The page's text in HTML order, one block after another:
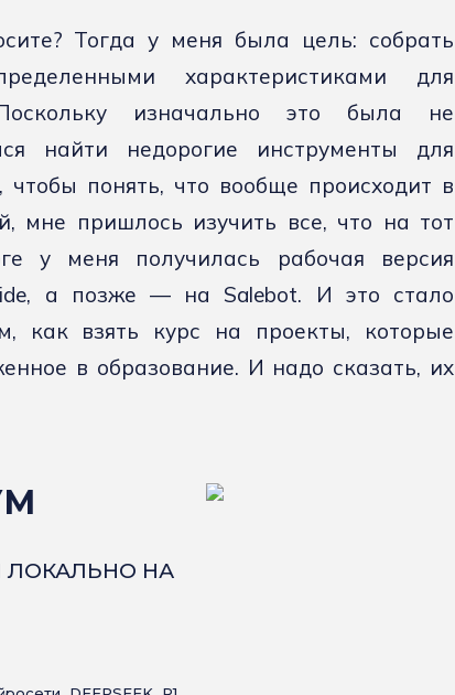
Тогда у меня была цель: собрать
характеристиками для
Поскольку изначально это была не
найти недорогие инструменты для
понять, что вообще происходит в
мне пришлось изучить все, что на тот
у меня получилась рабочая версия
а позже — на Salebot. И это стало
как взять курс на проекты, которые
в образование. И надо сказать, их
ЛОКАЛЬНО НА